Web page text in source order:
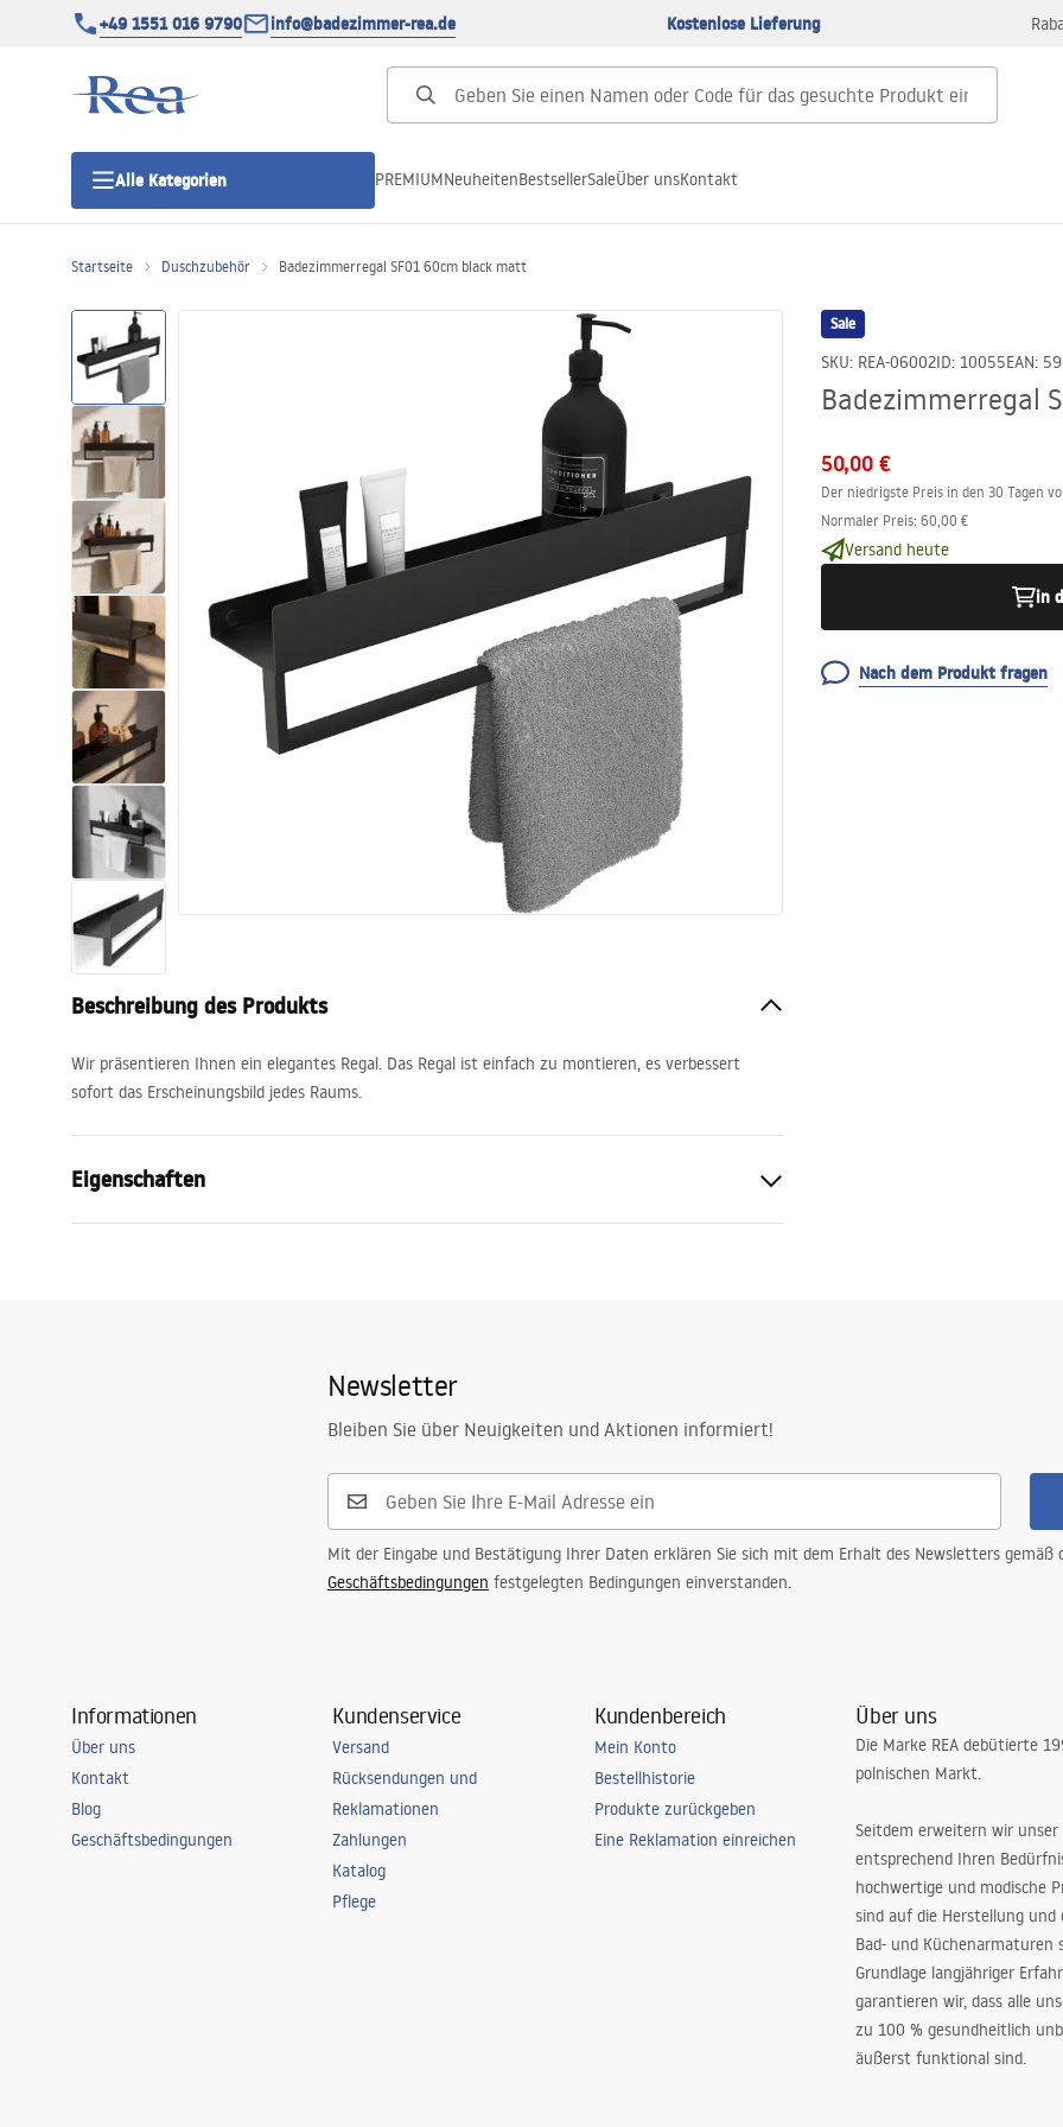
+49 1551 016 9790 info@badezimmer-rea.de Kostenlose Lieferung
Alle Kategorien
Duschtüren
Duschrinnen
Toiletten
Waschbecken
Wannen und
Badewannenaufsätze
Badarmaturen
Duschen
Küche
Badezimmerzubehör und Möbel
PREMIUMNeuheitenBestsellerSaleÜber unsKontakt
Startseite Duschzubehör Badezimmerregal SF01 60cm black matt
Sale
SKU: REA-06002ID: 10055EAN:
Badezimmerregal
50,00 €
Der niedrigste Preis in den 30 Tagen
Normaler Preis: 60,00 €
Versand heute
in
Nach dem Produkt fragen
Beschreibung des Produkts
Wir präsentieren Ihnen ein elegantes Regal. Das Regal ist einfach zu montieren, es verbessert
sofort das Erscheinungsbild jedes Raums.
Eigenschaften
110
90mm
24 monate
Newsletter
Bleiben Sie über Neuigkeiten und Aktionen informiert!
Mit der Eingabe und Bestätigung Ihrer Daten erklären Sie sich mit dem Erhalt des Newsletters gemäß
Geschäftsbedingungen festgelegten Bedingungen einverstanden.
Informationen
Über uns
Kontakt
Blog
Geschäftsbedingungen
Kundenservice
Versand
Rücksendungen und
Reklamationen
Zahlungen
Katalog
Pflege
Kundenbereich
Mein Konto
Bestellhistorie
Produkte zurückgeben
Eine Reklamation einreichen
Über uns
Die Marke REA debütierte
polnischen Markt.
Seitdem erweitern wir unser
entsprechend Ihren
hochwertige und modische
sind auf die Herstellung und
Bad- und Küchenarmaturen
Grundlage langjähriger
garantieren wir, dass alle
zu 100 % gesundheitlich
äußerst funktional sind.